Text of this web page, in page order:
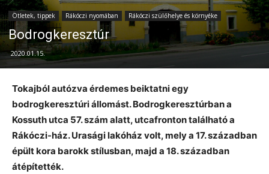
Ötletek, tippek Rákóczi nyomában Rákóczi szülőhelye és környéke
Bodrogkeresztúr
2020.01.15.
Tokajból autózva érdemes beiktatni egy
bodrogkeresztúri állomást. Bodrogkeresztúrban a
Kossuth utca 57. szám alatt, utcafronton található a
Rákóczi-ház. Urasági lakóház volt, mely a 17. században
épült kora barokk stílusban, majd a 18. században
átépítették.